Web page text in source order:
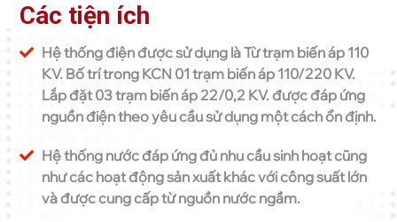
Các tiện ích
Hệ thống điện được sử dụng là Từ trạm biến áp 110
KV. Bố trí trong KCN 01 trạm biến áp 110/220 KV.
Lắp đặt 03 trạm biến áp 22/0,2 KV. được đáp ứng
nguồn điện theo yêu cầu sử dụng một cách ổn định.
Hệ thống nước đáp ứng đủ nhu cầu sinh hoạt cũng
như các hoạt động sản xuất khác với công suất lớn
và được cung cấp từ nguồn nước ngầm.